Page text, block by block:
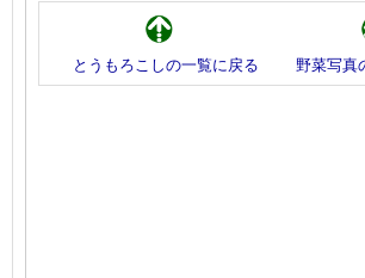
とうもろこしの一覧に戻る 野菜写真